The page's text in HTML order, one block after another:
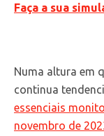
Faça a sua
Numa altura em
continua
essenciais
novembro de